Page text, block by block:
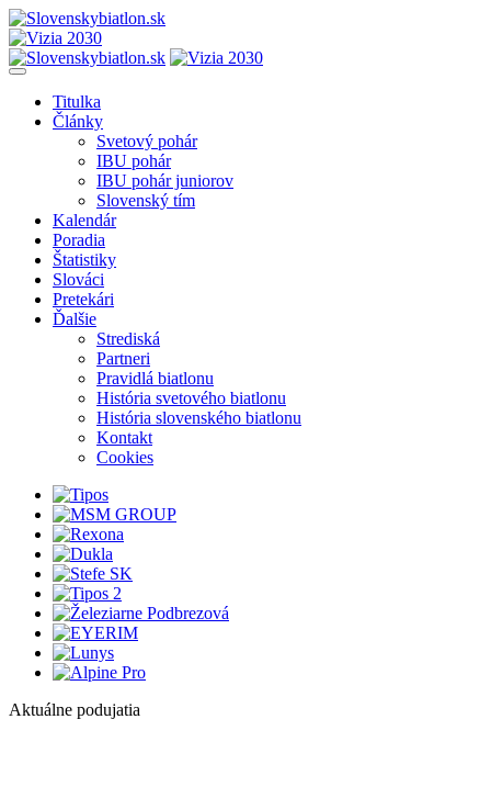
Titulka
Články
Svetový pohár
IBU pohár
IBU pohár juniorov
Slovenský tím
Kalendár
Poradia
Štatistiky
Slováci
Pretekári
Ďalšie
Strediská
Partneri
Pravidlá biatlonu
História svetového biatlonu
História slovenského biatlonu
Kontakt
Cookies
Aktuálne podujatia